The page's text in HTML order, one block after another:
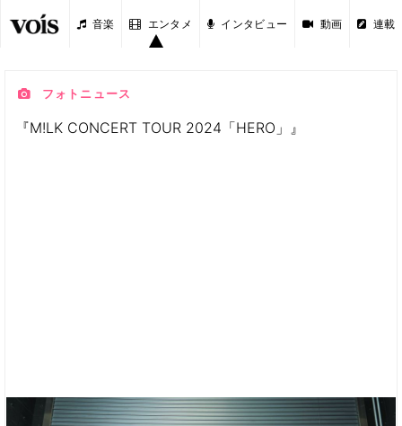
音楽 エンタメ インタビュー 動画 連載
フォトニュース
『M!LK CONCERT TOUR 2024「HERO」』